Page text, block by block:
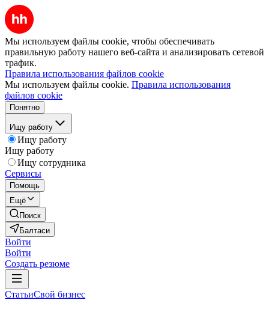
Мы используем файлы cookie, чтобы обеспечивать
правильную работу нашего веб-сайта и анализировать сетевой
трафик.
Правила использования файлов cookie
Мы используем файлы cookie. Правила использования
файлов cookie
Понятно
Ищу работу
Ищу работу
Ищу работу
Ищу сотрудника
Сервисы
Помощь
Ещё
Поиск
Балтаси
Войти
Войти
Создать резюме
СтатьиСвой бизнес